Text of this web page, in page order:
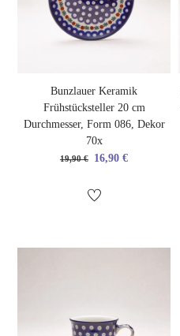
Bunzlauer Keramik
Frühstücksteller 20 cm
Durchmesser, Form 086, Dekor
70x
19,90€
Ursprünglicher
war:
16,90€Aktueller